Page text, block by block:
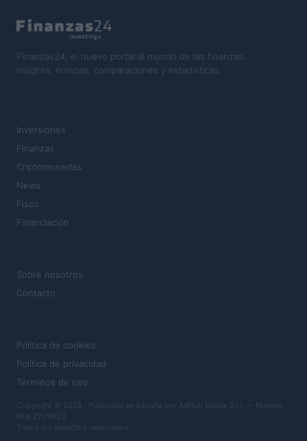
Finanzas24, el nuevo portal al mundo de las finanzas.
Insights, noticias, comparaciones y estadísticas.
Inversiones
Finanzas
Criptomonedas
News
Fisco
Financiación
Sobre nosotros
Contacto
Política de cookies
Política de privacidad
Términos de uso
Copyright © 2026 · Publicado en España por AdHub Media S.r.l. — Número
REA 2729933
Todos los derechos reservados